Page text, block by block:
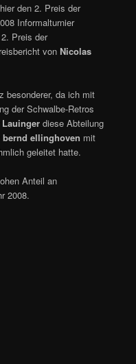
den 2. Preis der
Informalturnier
Preis der
von Nicolas
besonderer, da ich mit
der Schwalbe-Retros
diese Abteilung
bernd ellinghoven mit
geleitet hatte.
Anteil an
2008.